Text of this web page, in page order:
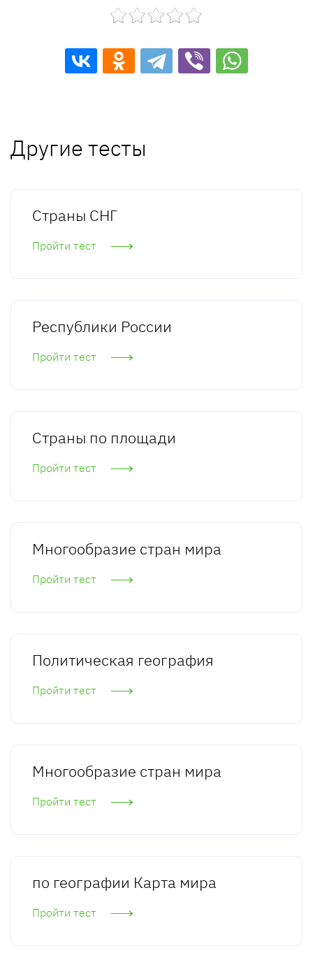
Другие тесты
Страны СНГ
Пройти тест
Республики России
Пройти тест
Страны по площади
Пройти тест
Многообразие стран мира
Пройти тест
Политическая география
Пройти тест
Многообразие стран мира
Пройти тест
по географии Карта мира
Пройти тест